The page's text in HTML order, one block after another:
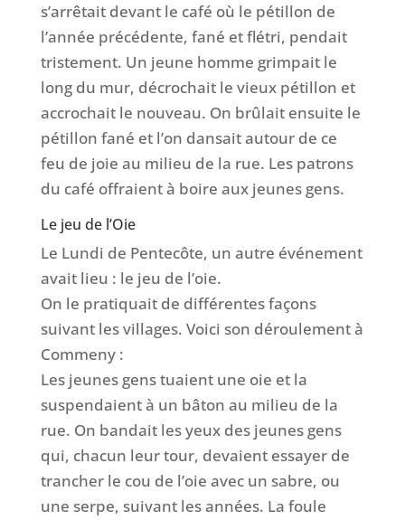
s’arrêtait devant le café où le pétillon de
l’année précédente, fané et flétri, pendait
tristement. Un jeune homme grimpait le
long du mur, décrochait le vieux pétillon et
accrochait le nouveau. On brûlait ensuite le
pétillon fané et l’on dansait autour de ce
feu de joie au milieu de la rue. Les patrons
du café offraient à boire aux jeunes gens.
Le jeu de l’Oie
Le Lundi de Pentecôte, un autre événement
avait lieu : le jeu de l’oie.
On le pratiquait de différentes façons
suivant les villages. Voici son déroulement à
Commeny :
Les jeunes gens tuaient une oie et la
suspendaient à un bâton au milieu de la
rue. On bandait les yeux des jeunes gens
qui, chacun leur tour, devaient essayer de
trancher le cou de l’oie avec un sabre, ou
une serpe, suivant les années. La foule